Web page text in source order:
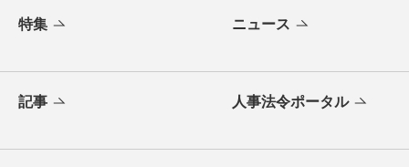
特集 ニュース
記事 人事法令ポータル